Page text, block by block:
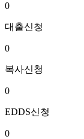
0
대출신청
0
복사신청
0
EDDS신청
0